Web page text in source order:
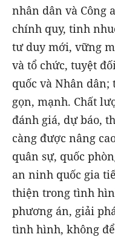
nhân dân và Công
chính quy, tinh
tư duy mới, vững
và tổ chức, tuyệt
quốc và Nhân
gọn, mạnh. Chất
đánh giá, dự báo,
càng được nâng
quân sự, quốc
an ninh quốc gia
thiện trong tình
phương án, giải
tình hình, không